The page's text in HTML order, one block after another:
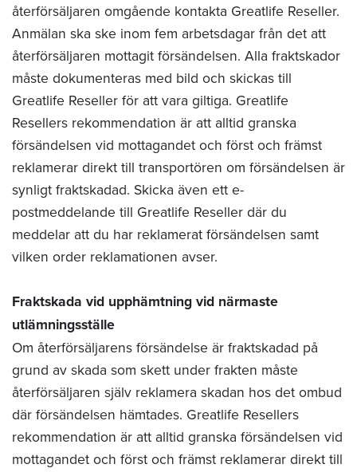
återförsäljaren omgående kontakta Greatlife Reseller.
Anmälan ska ske inom fem arbetsdagar från det att
återförsäljaren mottagit försändelsen. Alla fraktskador
måste dokumenteras med bild och skickas till
Greatlife Reseller för att vara giltiga. Greatlife
Resellers rekommendation är att alltid granska
försändelsen vid mottagandet och först och främst
reklamerar direkt till transportören om försändelsen är
synligt fraktskadad. Skicka även ett e-
postmeddelande till Greatlife Reseller där du
meddelar att du har reklamerat försändelsen samt
vilken order reklamationen avser.
Fraktskada vid upphämtning vid närmaste
utlämningsställe
Om återförsäljarens försändelse är fraktskadad på
grund av skada som skett under frakten måste
återförsäljaren själv reklamera skadan hos det ombud
där försändelsen hämtades. Greatlife Resellers
rekommendation är att alltid granska försändelsen vid
mottagandet och först och främst reklamerar direkt till